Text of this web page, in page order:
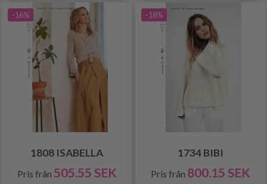
-16%
1808 ISABELLA
Pris från 505.55 SEK
-18%
1734 BIBI
Pris från 800.15 SEK